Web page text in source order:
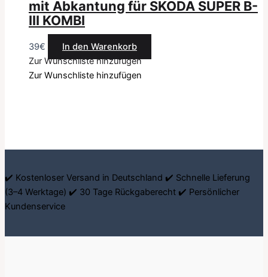
mit Abkantung für SKODA SUPER B-
III KOMBI
39€
In den Warenkorb
Zur Wunschliste hinzufügen
Zur Wunschliste hinzufügen
✔️ Kostenloser Versand in Deutschland ✔️ Schnelle Lieferung
(3–4 Werktage) ✔️ 30 Tage Rückgaberecht ✔️ Persönlicher
Kundenservice